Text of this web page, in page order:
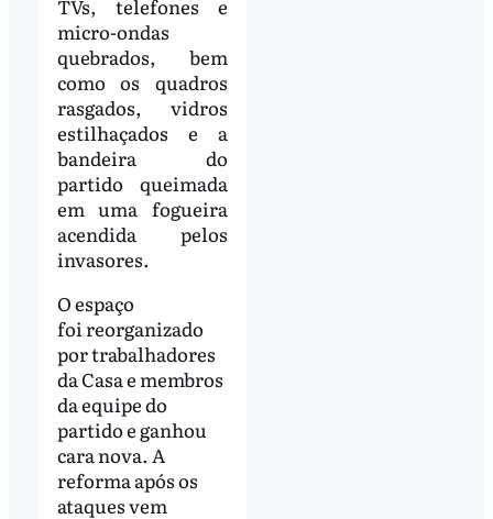
TVs, telefones e
micro-ondas
quebrados, bem
como os quadros
rasgados, vidros
estilhaçados e a
bandeira do
partido queimada
em uma fogueira
acendida pelos
invasores.
O espaço
foi reorganizado
por trabalhadores
da Casa e membros
da equipe do
partido e ganhou
cara nova. A
reforma após os
ataques vem